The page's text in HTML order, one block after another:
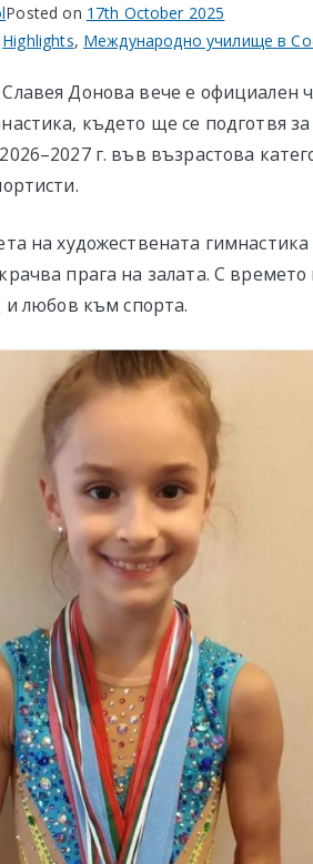
Posted on 17th October 2025
Highlights, Международно училище в
Донова вече е официален
където ще се подготвя
г. във възрастова
на художествената
прага на залата. С времето
и любов към спорта.